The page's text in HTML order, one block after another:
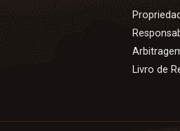
Livro de